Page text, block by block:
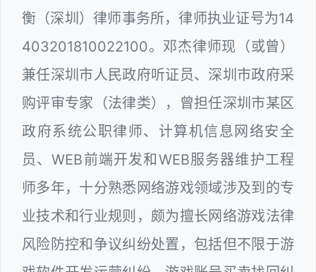
衡（深圳）律师事务所，律师执业证号为14
403201810022100。邓杰律师现（或曾）
兼任深圳市人民政府听证员、深圳市政府采
购评审专家（法律类），曾担任深圳市某区
政府系统公职律师、计算机信息网络安全
员、WEB前端开发和WEB服务器维护工程
师多年，十分熟悉网络游戏领域涉及到的专
业技术和行业规则，颇为擅长网络游戏法律
风险防控和争议纠纷处置，包括但不限于游